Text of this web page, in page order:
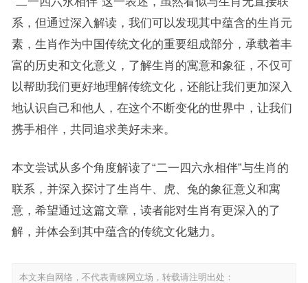
系，但通过深入解读，我们可以发现其中蕴含的生肖元
素，生肖作为中国传统文化的重要组成部分，承载着丰
富的历史和文化意义，了解生肖的寓意和象征，不仅可
以帮助我们更好地理解传统文化，还能让我们更加深入
地认识自己和他人，在这个不断变化的世界中，让我们
携手相伴，共同追求美好未来。
本文尝试从多个角度解读了“二一四六永相伴”与生肖的
联系，并深入探讨了生肖牛、虎、兔的象征意义和寓
意，希望通过这篇文章，读者能对生肖有更深入的了
解，并体会到其中蕴含的传统文化魅力。
本文来自网络，不代表青睐网立场，转载请注明出处：